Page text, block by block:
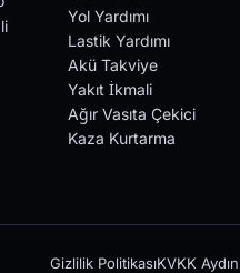
Yol Yardımı
Lastik Yardımı
Akü Takviye
Yakıt İkmali
Ağır Vasıta Çekici
Kaza Kurtarma
Gizlilik PolitikasıKVKK